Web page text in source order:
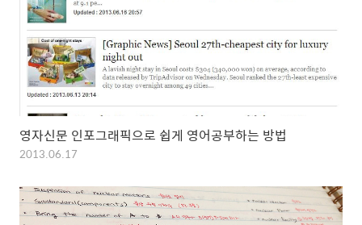
영자신문 인포그래픽으로 쉽게 영어공부하는 방법
2013.06.17